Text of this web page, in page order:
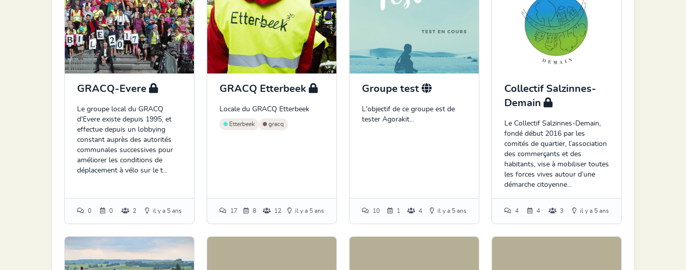
GRACQ-Evere
Le groupe local du GRACQ
d'Evere existe depuis 1995, et
effectue depuis un lobbying
constant auprès des autorités
communales successives pour
améliorer les conditions de
déplacement à vélo sur le t...
0 0 2 il y a 5 ans
GRACQ Etterbeek
Locale du GRACQ Etterbeek
Etterbeek gracq
17 8 12 il y a 5 ans
Groupe test
L'objectif de ce groupe est de
tester Agorakit...
10 1 4 il y a 5 ans
Collectif Salzinnes-
Demain
Le Collectif Salzinnes-Demain,
fondé début 2016 par les
comités de quartier, l’association
des commerçants et des
habitants, vise à mobiliser toutes
les forces vives autour d’une
démarche citoyenne...
4 4 3 il y a 5 ans